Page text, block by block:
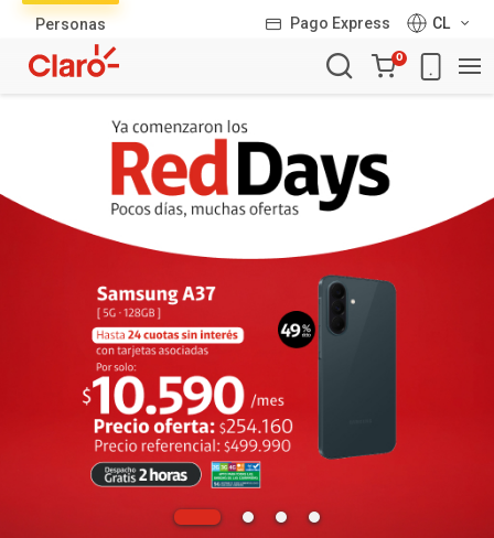
Personas Pago Express
CL
Carro
de
0
productos